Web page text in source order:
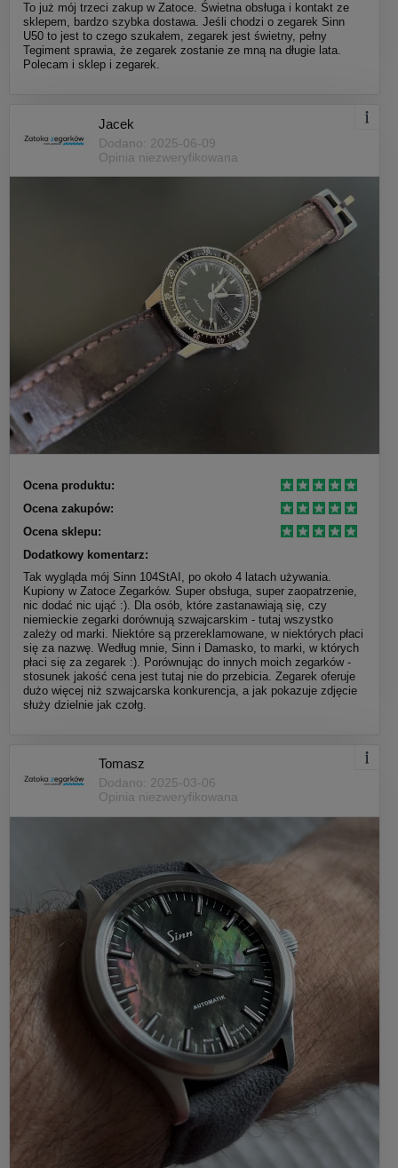
To już mój trzeci zakup w Zatoce. Świetna obsługa i kontakt ze
sklepem, bardzo szybka dostawa. Jeśli chodzi o zegarek Sinn
U50 to jest to czego szukałem, zegarek jest świetny, pełny
Tegiment sprawia, że zegarek zostanie ze mną na długie lata.
Polecam i sklep i zegarek.
Jacek
Dodano: 2025-06-09
Opinia niezweryfikowana
Ocena produktu:
Ocena zakupów:
Ocena sklepu:
Dodatkowy komentarz:
Tak wygląda mój Sinn 104StAI, po około 4 latach używania.
Kupiony w Zatoce Zegarków. Super obsługa, super zaopatrzenie,
nic dodać nic ująć :). Dla osób, które zastanawiają się, czy
niemieckie zegarki dorównują szwajcarskim - tutaj wszystko
zależy od marki. Niektóre są przereklamowane, w niektórych płaci
się za nazwę. Według mnie, Sinn i Damasko, to marki, w których
płaci się za zegarek :). Porównując do innych moich zegarków -
stosunek jakość cena jest tutaj nie do przebicia. Zegarek oferuje
dużo więcej niż szwajcarska konkurencja, a jak pokazuje zdjęcie
służy dzielnie jak czołg.
Tomasz
Dodano: 2025-03-06
Opinia niezweryfikowana